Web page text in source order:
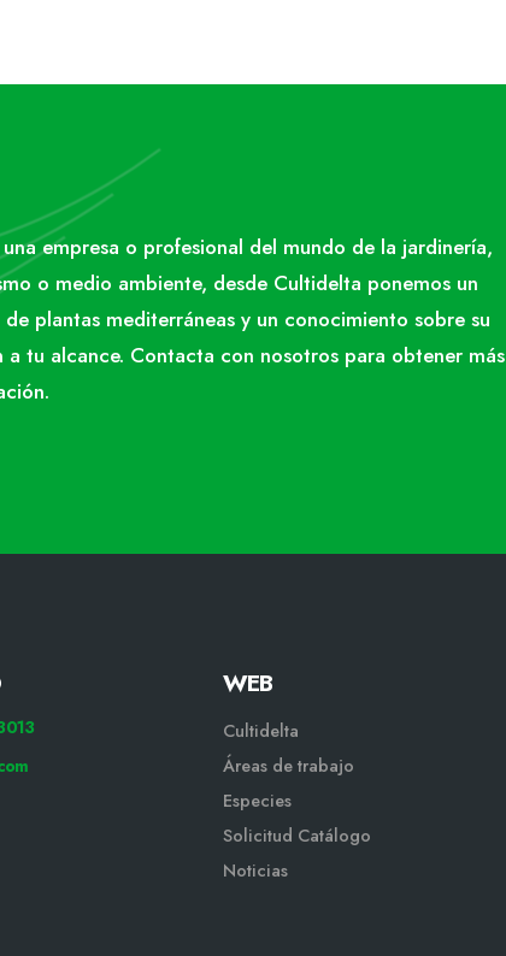
empresa o profesional del mundo de la jardinería,
o medio ambiente, desde Cultidelta ponemos un
plantas mediterráneas y un conocimiento sobre su
a tu alcance. Contacta con nosotros para obtener más
WEB
Cultidelta
Áreas de trabajo
Especies
Solicitud Catálogo
Noticias